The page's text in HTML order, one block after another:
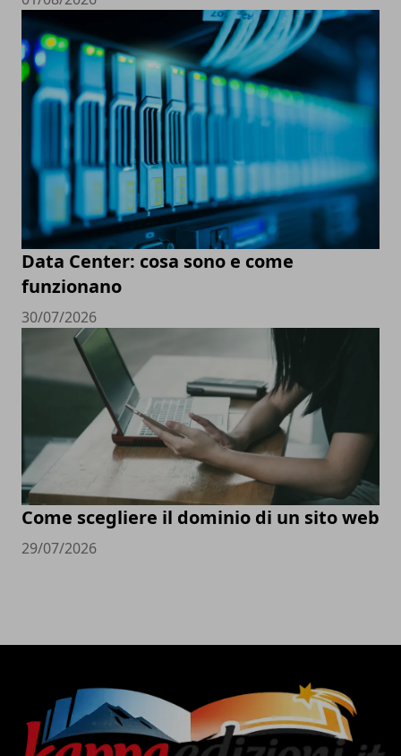
Data Center: cosa sono e come
funzionano
30/07/2026
Come scegliere il dominio di un sito web
29/07/2026